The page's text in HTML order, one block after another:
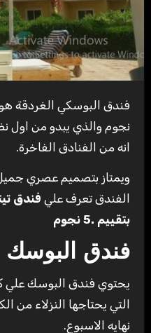
فندق البوسكي الغردقة هو احد الفنادق ذات تقييم 4
نجوم والذي يبدو من اول
انه من الفنادق الفاخرة.
ويمتاز بتصميم عصري جميل
الفندق تعرف علي فندق
بتقييم .5 نجوم
فندق البوسك
يحتوي فندق البوسك علي
التي يحتاجها النزلاء من
نهايه الاسبوع.